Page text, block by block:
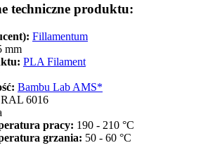
techniczne produktu:
Fillamentum
mm
PLA Filament
Bambu Lab AMS*
RAL 6016
pracy: 190 - 210 °C
grzania: 50 - 60 °C